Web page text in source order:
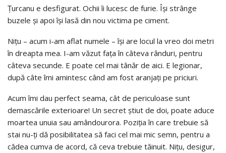
Ţurcanu e desfigurat. Ochii îi lucesc de furie. Îşi strânge
buzele şi apoi îşi lasă din nou victima pe ci­ment.
Niţu – acum i-am aflat numele – îşi are locul la vreo doi metri
în dreapta mea. I-am văzut faţa în câ­teva rânduri, pentru
câteva secunde. E poate cel mai tânăr de aici. E legionar,
după câte îmi amintesc când am fost aranjaţi pe priciuri.
Acum îmi dau perfect seama, cât de periculoase sunt
demascările exterioare! Un secret ştiut de doi, poate aduce
moartea unuia sau amândourora. Poziţia în care trebuie să
stai nu-ţi dă posibilitatea să faci cel mai mic semn, pentru a
cădea cumva de acord, că ceva trebuie tăinuit. Niţu, desigur,